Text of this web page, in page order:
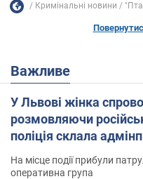
Кримінальні новини
Важливе
У Львові жінка
розмовляючи
поліція склала
На місце події прибули
оперативна група